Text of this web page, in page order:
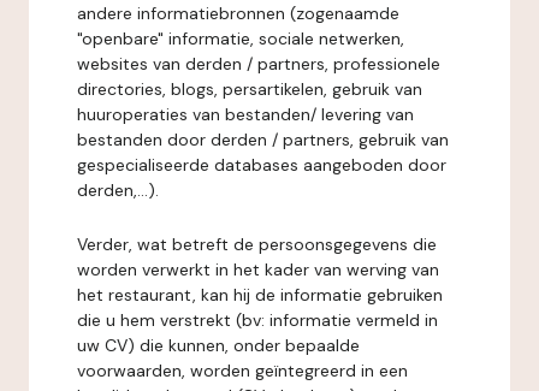
andere informatiebronnen (zogenaamde
"openbare" informatie, sociale netwerken,
websites van derden / partners, professionele
directories, blogs, persartikelen, gebruik van
huuroperaties van bestanden/ levering van
bestanden door derden / partners, gebruik van
gespecialiseerde databases aangeboden door
derden,...).
Verder, wat betreft de persoonsgegevens die
worden verwerkt in het kader van werving van
het restaurant, kan hij de informatie gebruiken
die u hem verstrekt (bv: informatie vermeld in
uw CV) die kunnen, onder bepaalde
voorwaarden, worden geïntegreerd in een